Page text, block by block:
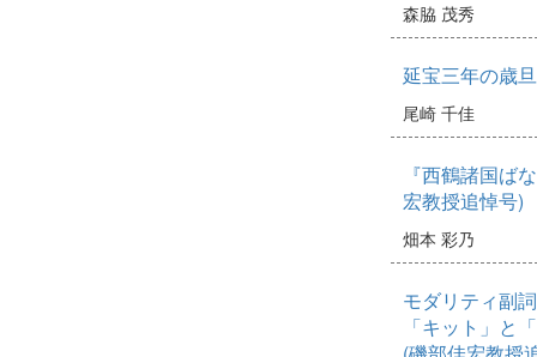
森脇 茂秀
延宝三年の歳
尾崎 千佳
『西鶴諸国ば
宏教授追悼号)
畑本 彩乃
モダリティ副
「キット」と